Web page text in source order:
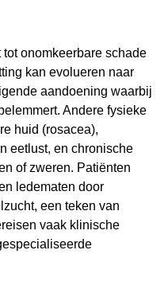
onomkeerbare schade
kan evolueren naar
aandoening waarbij
Andere fysieke
huid (rosacea),
eetlust, en chronische
of zweren. Patiënten
ledematen door
een teken van
vaak klinische